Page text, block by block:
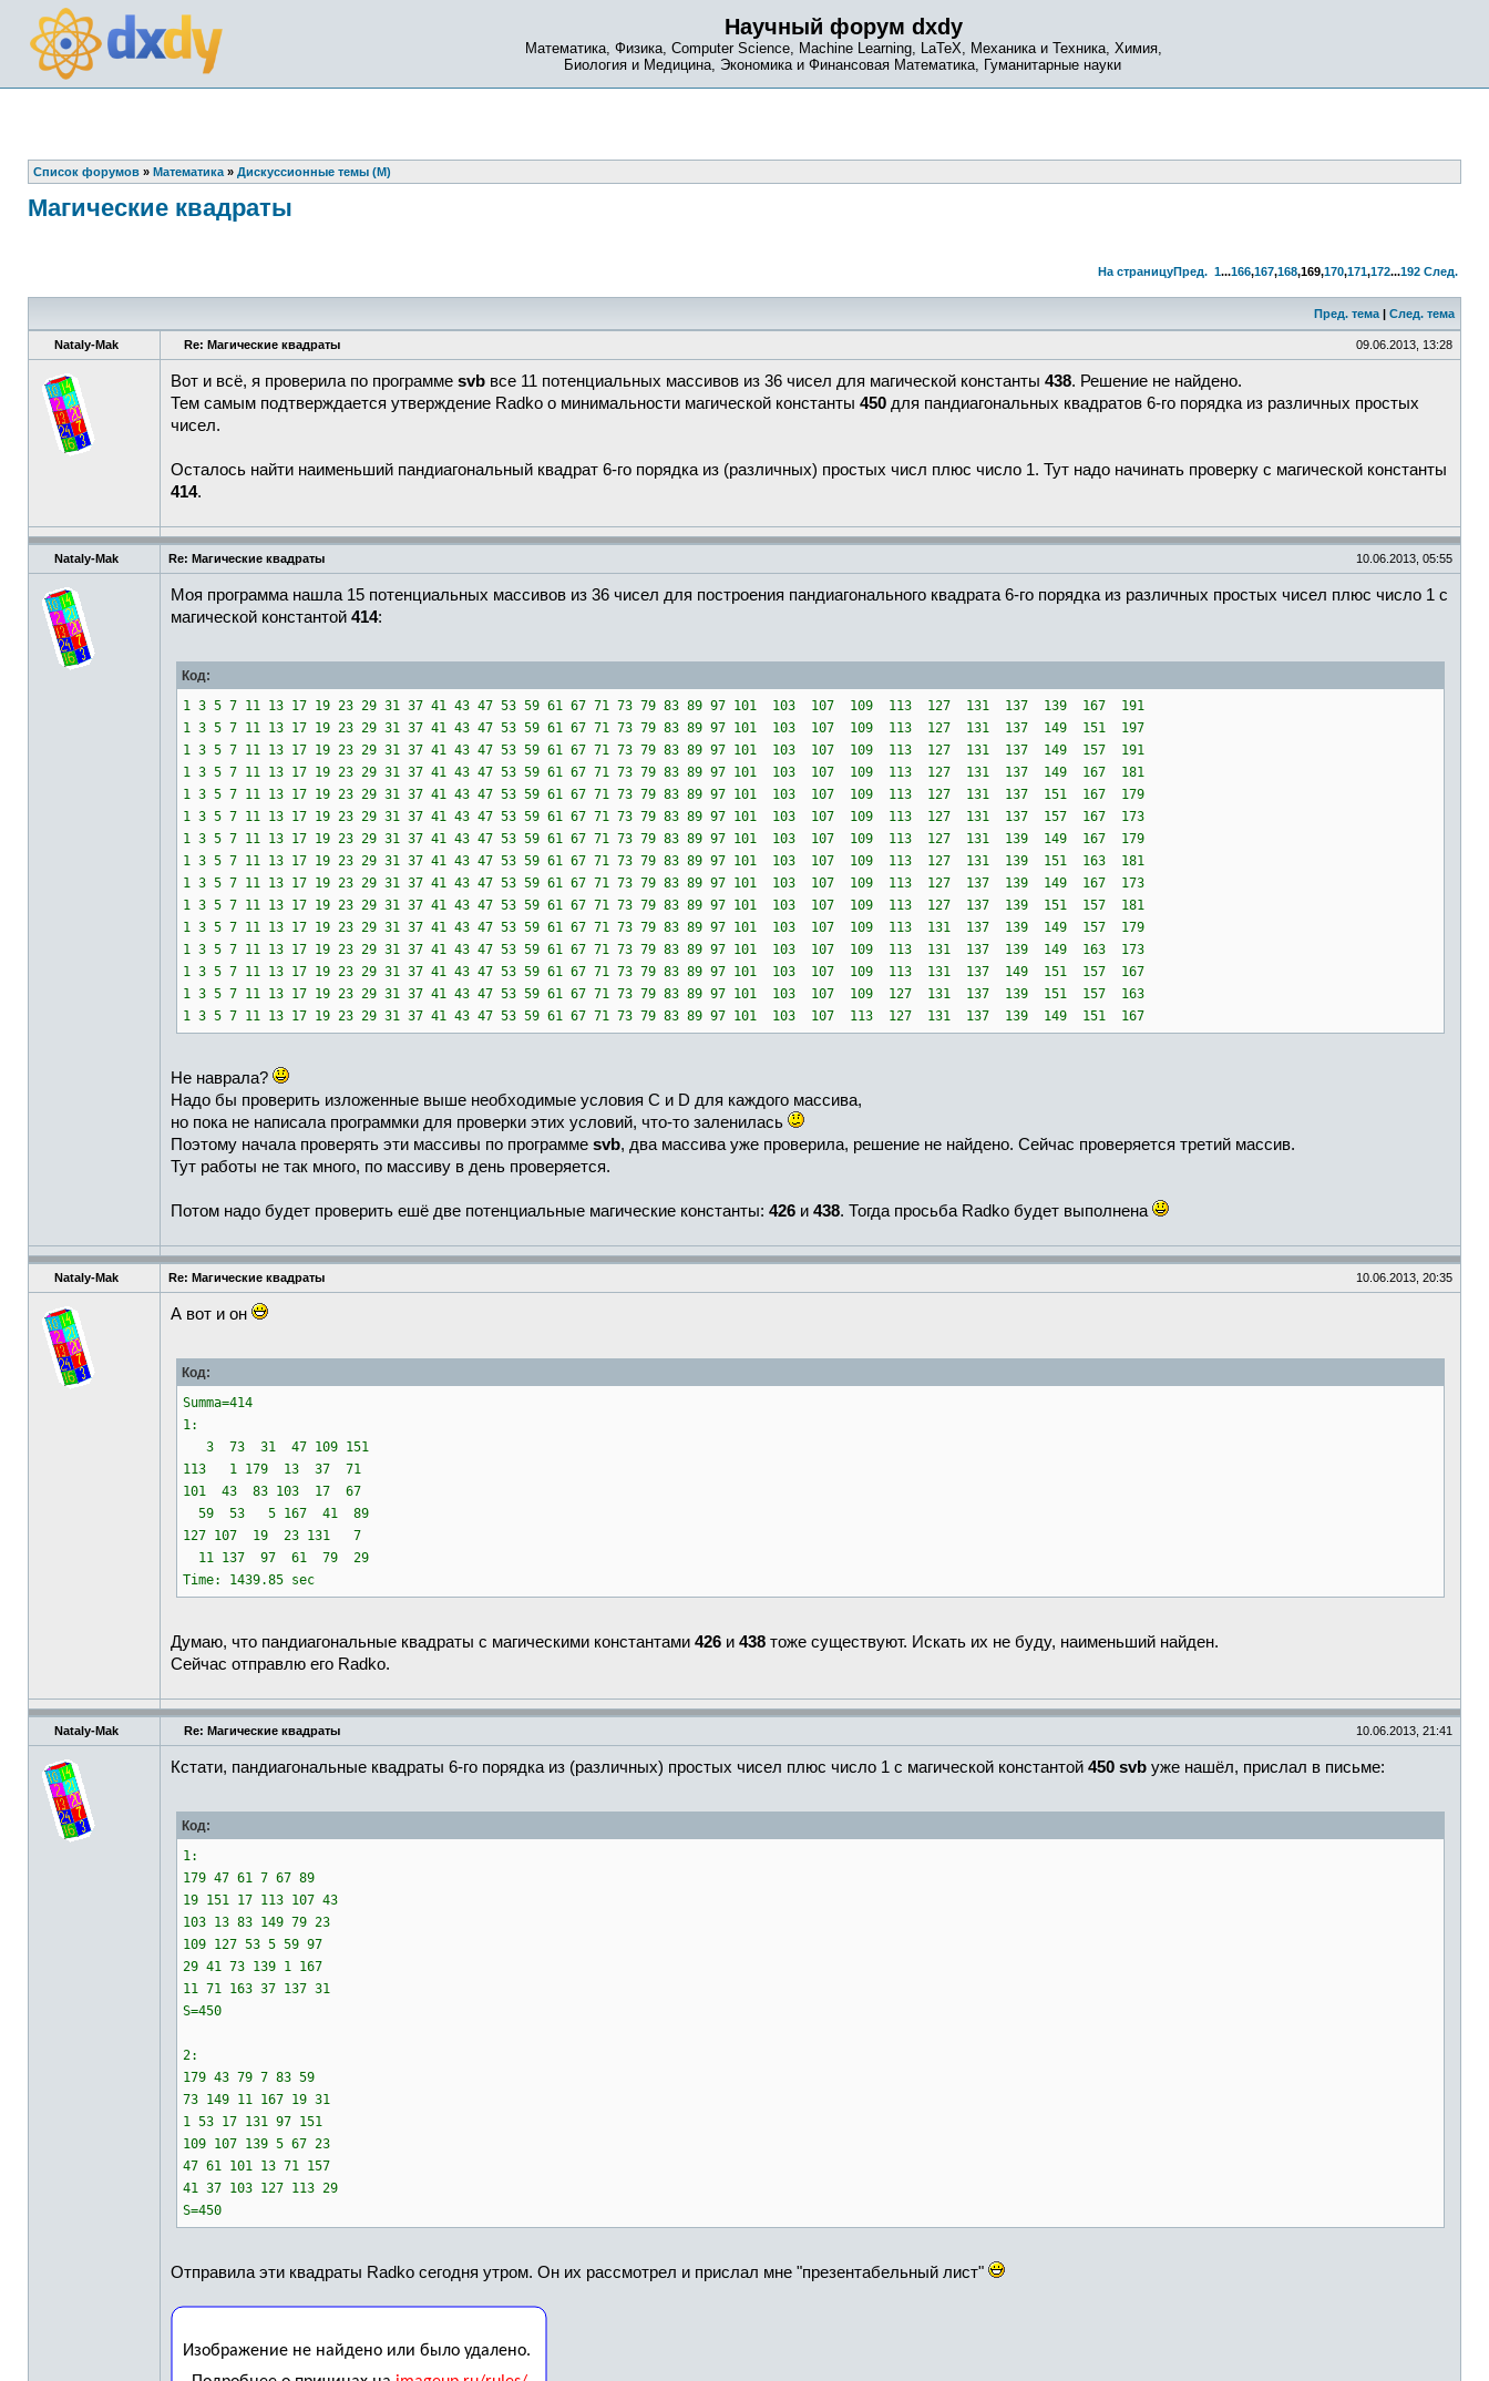
Научный форум dxdy
Математика, Физика, Computer Science, Machine Learning, LaTeX, Механика и Техника, Химия,
Биология и Медицина, Экономика и Финансовая Математика, Гуманитарные науки
Список форумов » Математика » Дискуссионные темы (М)
Магические квадраты
На страницуПред. 1...166,167,168,169,170,171,172...192 След.
Пред. тема | След. тема
Nataly-Mak Re: Магические квадраты 09.06.2013, 13:28
Вот и всё, я проверила по программе svb все 11 потенциальных массивов из 36 чисел для магической константы 438. Решение не найдено.
Тем самым подтверждается утверждение Radko о минимальности магической константы 450 для пандиагональных квадратов 6-го порядка из различных простых
чисел.
Осталось найти наименьший пандиагональный квадрат 6-го порядка из (различных) простых числ плюс число 1. Тут надо начинать проверку с магической константы
414.
Nataly-Mak Re: Магические квадраты 10.06.2013, 05:55
Моя программа нашла 15 потенциальных массивов из 36 чисел для построения пандиагонального квадрата 6-го порядка из различных простых чисел плюс число 1 с
магической константой 414:
Код:
1 3 5 7 11 13 17 19 23 29 31 37 41 43 47 53 59 61 67 71 73 79 83 89 97 101 103 107 109 113 127 131 137 139 167 191
1 3 5 7 11 13 17 19 23 29 31 37 41 43 47 53 59 61 67 71 73 79 83 89 97 101 103 107 109 113 127 131 137 149 151 197
1 3 5 7 11 13 17 19 23 29 31 37 41 43 47 53 59 61 67 71 73 79 83 89 97 101 103 107 109 113 127 131 137 149 157 191
1 3 5 7 11 13 17 19 23 29 31 37 41 43 47 53 59 61 67 71 73 79 83 89 97 101 103 107 109 113 127 131 137 149 167 181
1 3 5 7 11 13 17 19 23 29 31 37 41 43 47 53 59 61 67 71 73 79 83 89 97 101 103 107 109 113 127 131 137 151 167 179
1 3 5 7 11 13 17 19 23 29 31 37 41 43 47 53 59 61 67 71 73 79 83 89 97 101 103 107 109 113 127 131 137 157 167 173
1 3 5 7 11 13 17 19 23 29 31 37 41 43 47 53 59 61 67 71 73 79 83 89 97 101 103 107 109 113 127 131 139 149 167 179
1 3 5 7 11 13 17 19 23 29 31 37 41 43 47 53 59 61 67 71 73 79 83 89 97 101 103 107 109 113 127 131 139 151 163 181
1 3 5 7 11 13 17 19 23 29 31 37 41 43 47 53 59 61 67 71 73 79 83 89 97 101 103 107 109 113 127 137 139 149 167 173
1 3 5 7 11 13 17 19 23 29 31 37 41 43 47 53 59 61 67 71 73 79 83 89 97 101 103 107 109 113 127 137 139 151 157 181
1 3 5 7 11 13 17 19 23 29 31 37 41 43 47 53 59 61 67 71 73 79 83 89 97 101 103 107 109 113 131 137 139 149 157 179
1 3 5 7 11 13 17 19 23 29 31 37 41 43 47 53 59 61 67 71 73 79 83 89 97 101 103 107 109 113 131 137 139 149 163 173
1 3 5 7 11 13 17 19 23 29 31 37 41 43 47 53 59 61 67 71 73 79 83 89 97 101 103 107 109 113 131 137 149 151 157 167
1 3 5 7 11 13 17 19 23 29 31 37 41 43 47 53 59 61 67 71 73 79 83 89 97 101 103 107 109 127 131 137 139 151 157 163
1 3 5 7 11 13 17 19 23 29 31 37 41 43 47 53 59 61 67 71 73 79 83 89 97 101 103 107 113 127 131 137 139 149 151 167
Не наврала?
Надо бы проверить изложенные выше необходимые условия C и D для каждого массива,
но пока не написала программки для проверки этих условий, что-то заленилась
Поэтому начала проверять эти массивы по программе svb, два массива уже проверила, решение не найдено. Сейчас проверяется третий массив.
Тут работы не так много, по массиву в день проверяется.
Потом надо будет проверить ешё две потенциальные магические константы: 426 и 438. Тогда просьба Radko будет выполнена
Nataly-Mak Re: Магические квадраты 10.06.2013, 20:35
А вот и он
Код:
Summa=414
1:
3 73 31 47 109 151
113 1 179 13 37 71
101 43 83 103 17 67
59 53 5 167 41 89
127 107 19 23 131 7
11 137 97 61 79 29
Time: 1439.85 sec
Думаю, что пандиагональные квадраты с магическими константами 426 и 438 тоже существуют. Искать их не буду, наименьший найден.
Сейчас отправлю его Radko.
Nataly-Mak Re: Магические квадраты 10.06.2013, 21:41
Кстати, пандиагональные квадраты 6-го порядка из (различных) простых чисел плюс число 1 с магической константой 450 svb уже нашёл, прислал в письме:
Код:
1:
179 47 61 7 67 89
19 151 17 113 107 43
103 13 83 149 79 23
109 127 53 5 59 97
29 41 73 139 1 167
11 71 163 37 137 31
S=450
2:
179 43 79 7 83 59
73 149 11 167 19 31
1 53 17 131 97 151
109 107 139 5 67 23
47 61 101 13 71 157
41 37 103 127 113 29
S=450
Отправила эти квадраты Radko сегодня утром. Он их рассмотрел и прислал мне "презентабельный лист"